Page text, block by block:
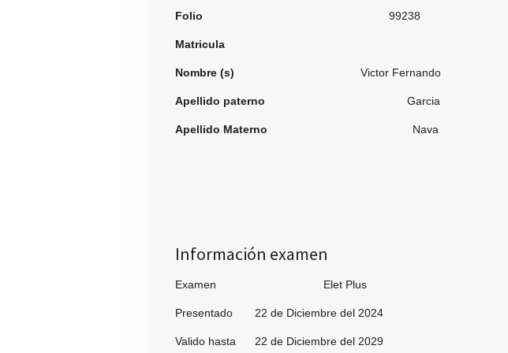
Folio 99238
Matricula
Nombre (s) Victor Fernando
Apellido paterno Garcia
Apellido Materno Nava
Información examen
Examen Elet Plus
Presentado 22 de Diciembre del 2024
Valido hasta 22 de Diciembre del 2029